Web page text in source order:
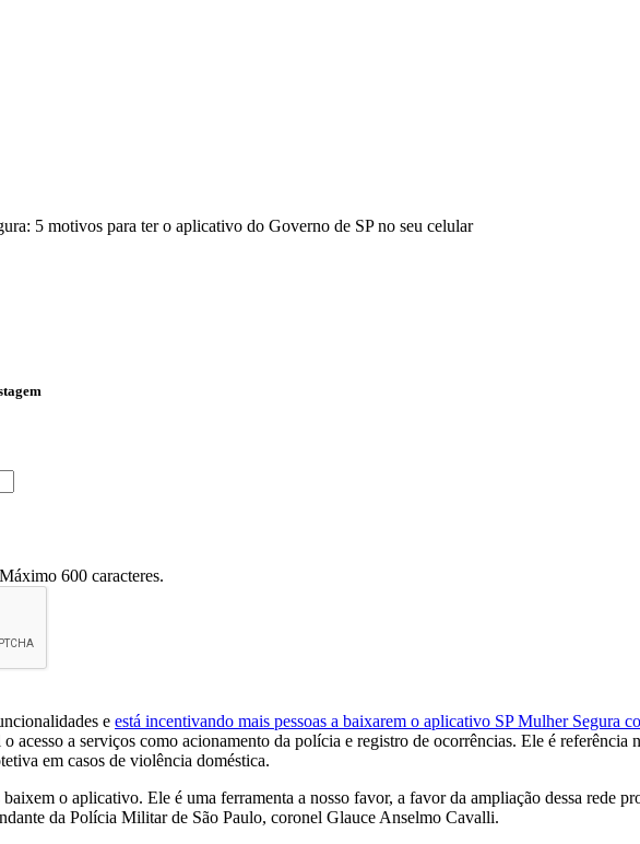
Máximo 600 caracteres.
e está incentivando mais pessoas a baixarem o aplicativo SP Mulher Segura
acesso a serviços como acionamento da polícia e registro de ocorrências. Ele é
em casos de violência doméstica.
o aplicativo. Ele é uma ferramenta a nosso favor, a favor da ampliação dessa rede
da Polícia Militar de São Paulo, coronel Glauce Anselmo Cavalli.